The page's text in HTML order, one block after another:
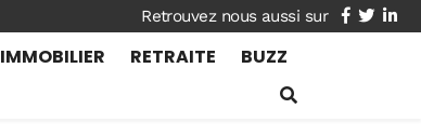
facebook
twitter
IMMOBILIER RETRAITE BUZZ